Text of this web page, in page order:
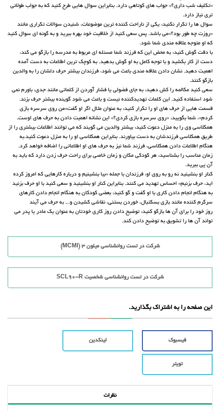
«تکلیف شب داری؟» جواب های کوتاهی دارد. بنابراین سوال هایی طرح کنید که به جواب طولانی
تری نیاز دارد.
سوال ها را تکرار نکنید: یکی از ناراحت کننده ترین موضوعات، شنیدن سوالات تکراری مانند
«روزت چه طور بود؟»می باشد. پس سعی کنید از خلاقیت خود بهره ببرید و به گونه ای سوال کنید
که او متوجه علاقه مندی شما شود.
با دقت گوش کنید: به محض این که فرزند شما مسئله ای مربوط به مدرسه را بازگو می کند،
دست از کار بکشید و با توجه کامل به او گوش بدهید. به کوچک ترین اطلاعات به دست آمده
اهمیت دهید. نشان دادن علاقه مندی باعث می شود، فرزندان بیشتر حرف دلشان را به والدین
بازگو کنند.
سعی کنید مکالمه را کش دهید: به جای فضولی یا فشار آوردن از کلماتی مانند جدی، باورم نمی
شود استفاده کنید. این کلمات تهدیدکننده نیست و باعث می شود گوینده بیشتر حرف بزند.
قسمت هایی از حرف های او را تکرار کنید: به عنوان مثال اگر او گفت«من روی سرسره بازی
کردم»، شما بگویید: «روی سرسره بازی کردی؟» این نشانه اهمیت دادن به حرف های اوست.
همکلاسی وی را به منزل دعوت کنید: بیشتر والدین می گویند که می توانند اطلاعات بیشتری را از
طریق همکلاسی فرزندشان به دست بیاورند. بنابراین همکلاسی او را به منزل دعوت کنید.به
هنگام اطلاعات دادن همکلاسی، فرزند شما نیز به حرف های او اطلاعاتی را اضافه خواهد کرد.
زمان مناسب را بشناسید: هر کودکی مکان و زمان خاصی برای راحت حرف زدن دارد که باید به
آن پی ببرید.
کنار او بنشینید نه رو به روی او: فرزندان با جمله «بیا بنشینیم و درباره کارهایی که امروز کرده
اید، حرف بزنیم» احساس تهدید می کنند. بنابراین کنار او بنشینید و سعی کنید با او حرف بزنید
به هنگام انجام دادن کاری با او گفت و گو کنید: بعضی کودکان به هنگام انجام دادن کارهای
سرگرم کننده مانند بازی بسکتبال، خوردن بستنی، نقاشی کشیدن و... به حرف می آیند
روز خود را برای آن ها بازگو کنید: توضیح دادن روز کاری خودتان به عنوان یک مادر یا پدر می
تواند آن ها را تشویق به توضیح دادن کند.
شرکت در تست روانشناسی میلون 3 (MCMI)
شرکت در تست روانشناسی شخصیت SCL90-R
این صفحه را به اشتراک بگذارید.
فیسبوک لینکدین
تویتر
نظرات